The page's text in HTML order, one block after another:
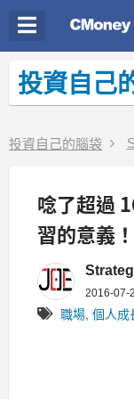
投資自己
投資自己的腦袋
唸了超過
習的意義
2016-07-
職場 個人成